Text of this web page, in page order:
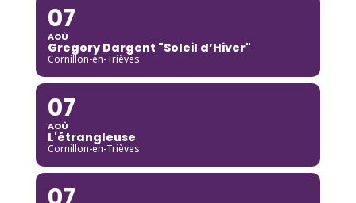
07
AOÛ
Gregory Dargent "Soleil d’Hiver"
Cornillon-en-Trièves
07
AOÛ
L'étrangleuse
Cornillon-en-Trièves